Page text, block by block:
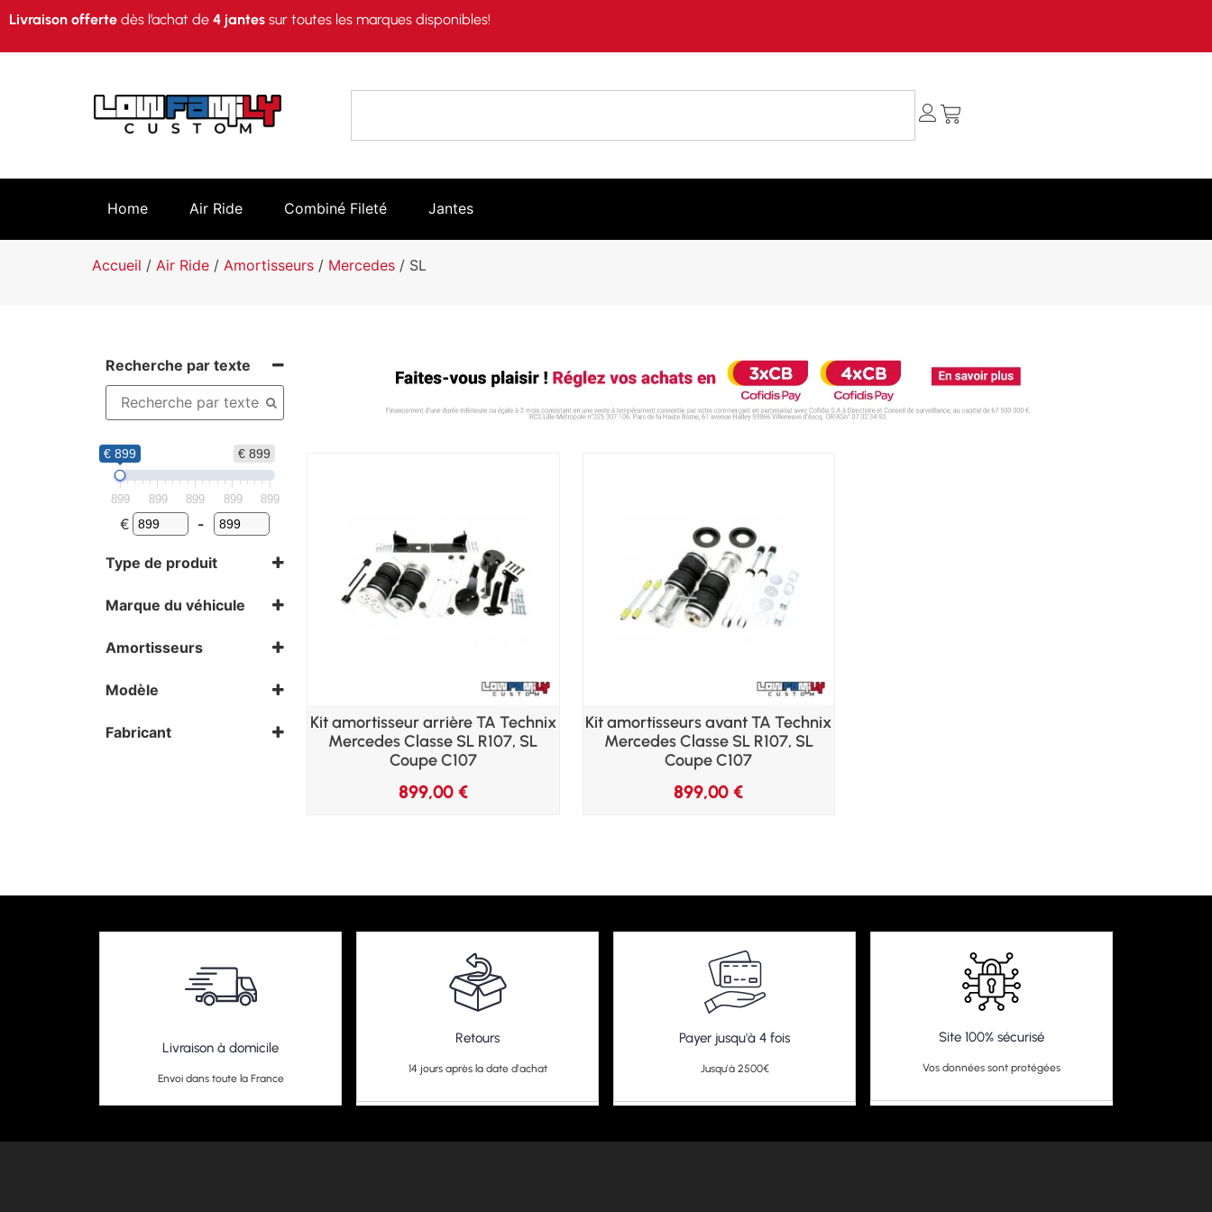
Livraison offerte dès l’achat de 4 jantes sur toutes les marques disponibles!
Home Air Ride Combiné Fileté Jantes
Accueil / Air Ride / Amortisseurs / Mercedes / SL
Recherche par texte
€ 899
€ 899
899 899 899 899 899
€ -
Type de produit
Marque du véhicule
Amortisseurs
Kit avant
Modèle
Fabricant
Kit amortisseur arrière TA Technix
Mercedes Classe SL R107, SL
Coupe C107
899,00 €
Kit amortisseurs avant TA Technix
Mercedes Classe SL R107, SL
Coupe C107
899,00€
Livraison à domicile
Envoi dans toute la France
Retours
14 jours après la date d'achat
Payer jusqu'à 4 fois
Jusqu'à 2500€
Site 100% sécurisé
Vos données sont protégées